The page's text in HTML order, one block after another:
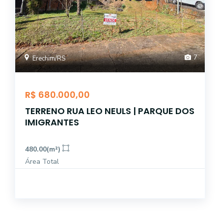
Erechim/RS 7
R$ 680.000,00
TERRENO RUA LEO NEULS | PARQUE DOS
IMIGRANTES
480.00(m²)
Área Total